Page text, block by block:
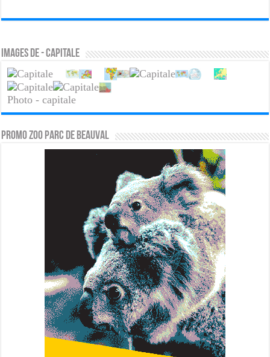
Images de - capitale
Photo - capitale
PROMO ZOO PARC DE BEAUVAL